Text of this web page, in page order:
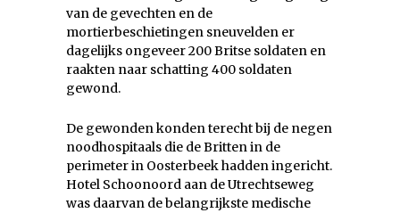
van de gevechten en de
mortierbeschietingen sneuvelden er
dagelijks ongeveer 200 Britse soldaten en
raakten naar schatting 400 soldaten
gewond.
De gewonden konden terecht bij de negen
noodhospitaals die de Britten in de
perimeter in Oosterbeek hadden ingericht.
Hotel Schoonoord aan de Utrechtseweg
was daarvan de belangrijkste medische